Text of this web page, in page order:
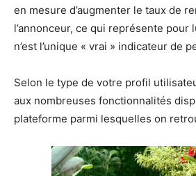
en mesure d’augmenter le taux de
l’annonceur, ce qui représente pour
n’est l’unique « vrai » indicateur de
Selon le type de votre profil
aux nombreuses fonctionnalités
plateforme parmi lesquelles on